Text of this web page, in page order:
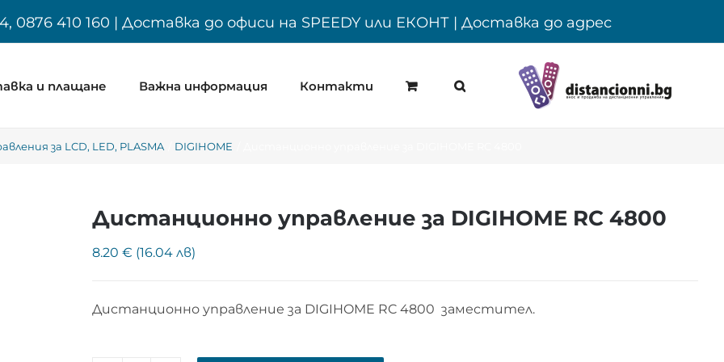
0876 410 160 | Доставка до офиси на SPEEDY или ЕКОНТ | Доставка до адрес
и плащане Важна информация Контакти
за LCD, LED, PLASMA DIGIHOME
Дистанционно управление за DIGIHOME RC 4800
8.20 € (16.04 лв)
Дистанционно управление за DIGIHOME RC 4800 заместител.